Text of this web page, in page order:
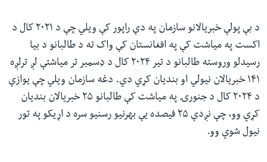
د بې پولې خبریالانو سازمان په دې راپور کې ویلي چې د ۲۰۲۱ کال د
اکست په میاشت کې په افغانستان کې واک ته د طالبانو د بیا
رسیدلو وروسته طالبانو د تیر ۲۰۲۴ کال د ډسمبر تر میاشتې لږ ترلږه
۱۴۱ خبریالان نیولي او بندیان کړي دي. دغه سازمان ویلي چې یوازې
د ۲۰۲۴ کال د جنورۍ په میاشت کې طالبانو ۲۵ خبریالان بندیان
کړي وو، چې نږدې ۲۵ فیصده یې بهرنیو رسنیو سره د اړیکو په تور
نیول شوي وو.